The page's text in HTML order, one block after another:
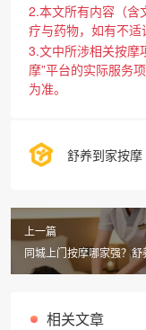
2.本文所有内容（含
疗与药物，如有不适
3.文中所涉相关按摩
摩”平台的实际服务
为准。
舒养到家按摩
上一篇
同城上门按摩哪家强？舒
摩APP，300元券+30分钟
相关文章